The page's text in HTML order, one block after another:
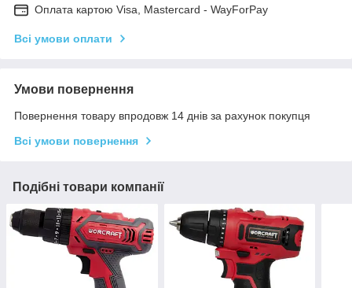
Оплата картою Visa, Mastercard - WayForPay
Всі умови оплати
Умови повернення
Повернення товару впродовж 14 днів за рахунок покупця
Всі умови повернення
Подібні товари компанії